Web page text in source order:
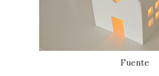
Fuente